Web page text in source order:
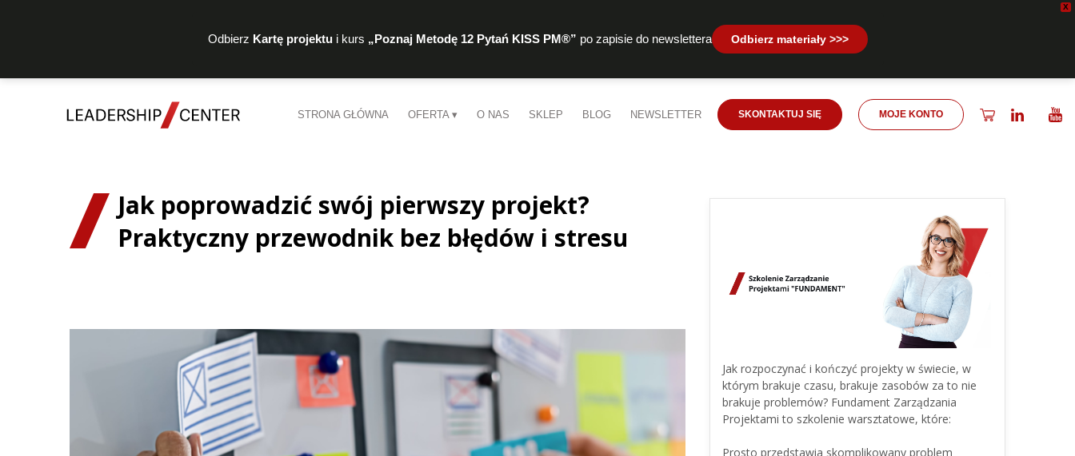
X
Odbierz Kartę projektui kurs „Poznaj Metodę 12 Pytań KISS PM®” po zapisie do newslettera Odbierz materiały >>>
STRONA GŁÓWNA OFERTA O NAS SKLEP BLOG NEWSLETTER SKONTAKTUJ SIĘ MOJE KONTO
Jak poprowadzić swój pierwszy projekt?
Praktyczny przewodnik bez błędów i stresu
Jak rozpoczynać i kończyć projekty w świecie, w
którym brakuje czasu, brakuje zasobów za to nie
brakuje problemów? Fundament Zarządzania
Projektami to szkolenie warsztatowe, które:
Prosto przedstawia skomplikowany problem